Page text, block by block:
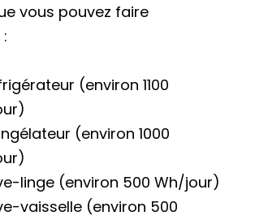
vous pouvez faire
(environ 1100
(environ 1000
linge (environ 500 Wh/jour)
vaisselle (environ 500